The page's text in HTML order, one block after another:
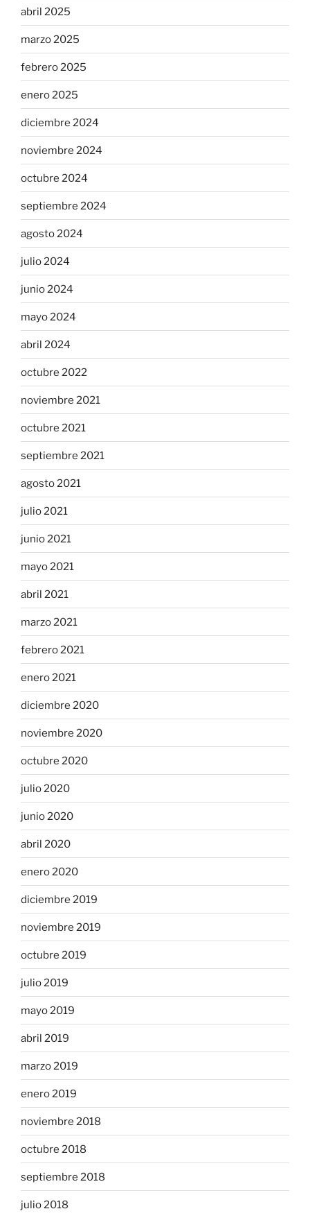
abril 2025
marzo 2025
febrero 2025
enero 2025
diciembre 2024
noviembre 2024
octubre 2024
septiembre 2024
agosto 2024
julio 2024
junio 2024
mayo 2024
abril 2024
octubre 2022
noviembre 2021
octubre 2021
septiembre 2021
agosto 2021
julio 2021
junio 2021
mayo 2021
abril 2021
marzo 2021
febrero 2021
enero 2021
diciembre 2020
noviembre 2020
octubre 2020
julio 2020
junio 2020
abril 2020
enero 2020
diciembre 2019
noviembre 2019
octubre 2019
julio 2019
mayo 2019
abril 2019
marzo 2019
enero 2019
noviembre 2018
octubre 2018
septiembre 2018
julio 2018